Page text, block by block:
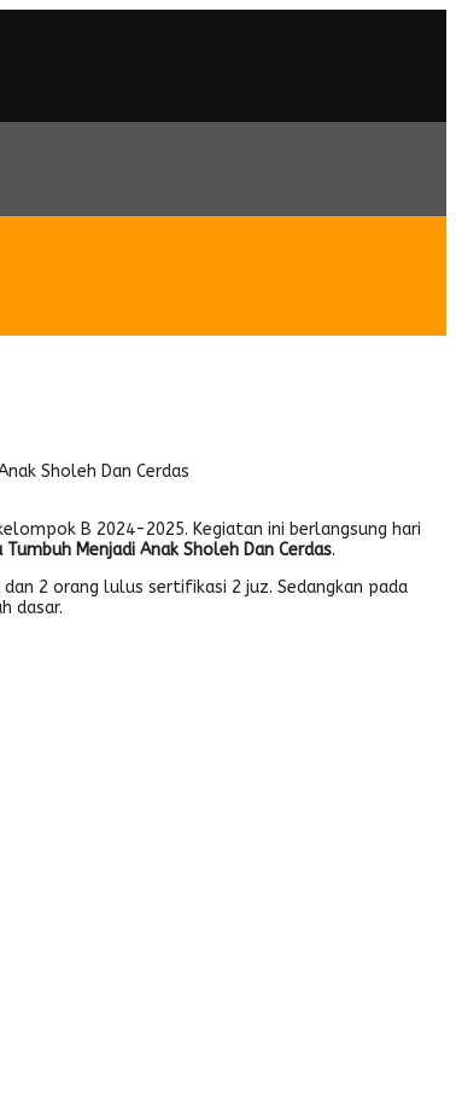
Sholeh Dan Cerdas
B 2024-2025. Kegiatan ini berlangsung hari
Menjadi Anak Sholeh Dan Cerdas.
2 orang lulus sertifikasi 2 juz. Sedangkan pada
dasar.